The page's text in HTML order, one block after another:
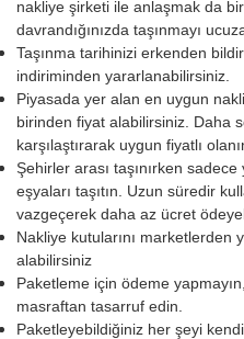
nakliye şirketi ile anlaşmak da bir
davrandığınızda taşınmayı
Taşınma tarihinizi erkenden
indiriminden yararlanabilirsiniz.
Piyasada yer alan en uygun
birinden fiyat alabilirsiniz. Daha
karşılaştırarak uygun fiyatlı
Şehirler arası taşınırken
eşyaları taşıtın. Uzun süredir
vazgeçerek daha az ücret
Nakliye kutularını marketlerden
alabilirsiniz
Paketleme için ödeme
masraftan tasarruf edin.
Paketleyebildiğiniz her şeyi